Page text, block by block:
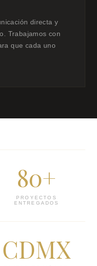
directa y
Trabajamos con
que cada uno
80+
PROYECTOS
ENTREGADOS
CDMX